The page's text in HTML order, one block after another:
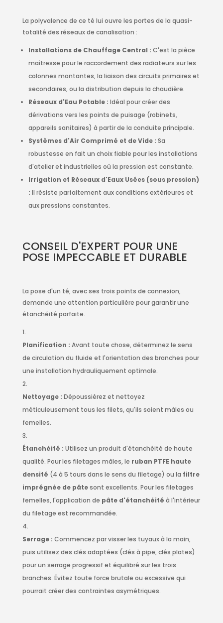
La polyvalence de ce té lui ouvre les portes de la quasi-
totalité des réseaux de canalisation :
Installations de Chauffage Central : C'est la pièce
maîtresse pour le raccordement des radiateurs sur les
colonnes montantes, la liaison des circuits primaires et
secondaires, ou la distribution depuis la chaudière.
Réseaux d'Eau Potable : Idéal pour créer des
dérivations vers les points de puisage (robinets,
appareils sanitaires) à partir de la conduite principale.
Systèmes d'Air Comprimé et de Vide : Sa
robustesse en fait un choix fiable pour les installations
d'atelier et industrielles où la pression est constante.
Irrigation et Réseaux d'Eaux Usées (sous pression)
: Il résiste parfaitement aux conditions extérieures et
aux pressions constantes.
CONSEIL D'EXPERT POUR UNE
POSE IMPECCABLE ET DURABLE
La pose d'un té, avec ses trois points de connexion,
demande une attention particulière pour garantir une
étanchéité parfaite.
Planification : Avant toute chose, déterminez le sens
de circulation du fluide et l'orientation des branches pour
une installation hydrauliquement optimale.
Nettoyage : Dépoussiérez et nettoyez
méticuleusement tous les filets, qu'ils soient mâles ou
femelles.
Étanchéité : Utilisez un produit d'étanchéité de haute
qualité. Pour les filetages mâles, le ruban PTFE haute
densité (4 à 5 tours dans le sens du filetage) ou la filtre
imprégnée de pâtesont excellents. Pour les filetages
femelles, l'application de pâte d'étanchéité à l'intérieur
du filetage est recommandée.
Serrage : Commencez par visser les tuyaux à la main,
puis utilisez des clés adaptées (clés à pipe, clés plates)
pour un serrage progressif et équilibré sur les trois
branches. Évitez toute force brutale ou excessive qui
pourrait créer des contraintes asymétriques.